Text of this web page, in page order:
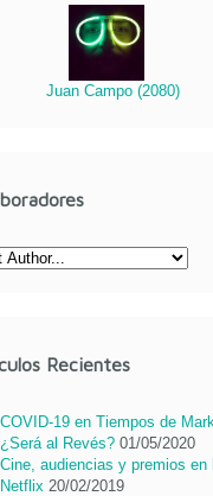
Juan Campo (2080)
Recientes
COVID-19 en Tiempos de
¿Será al Revés? 01/05/2020
Cine, audiencias y premios en
Netflix 20/02/2019